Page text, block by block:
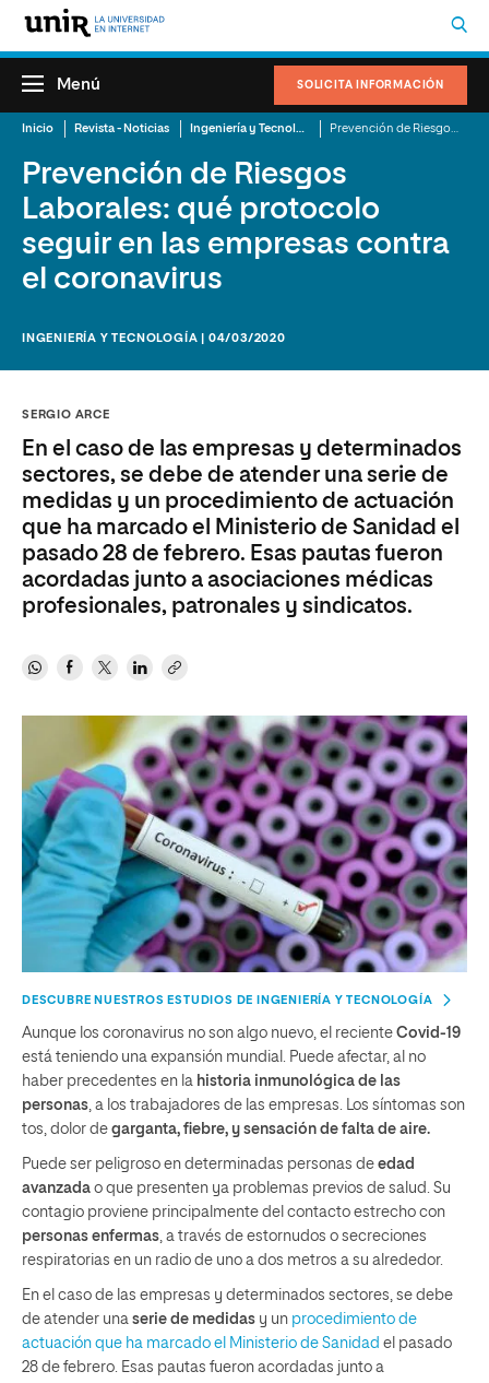
SOLICITA INFORMACIÓN
Menú
Inicio Revista - Noticias Ingeniería y Tecnología
Prevención de Riesgos
Laborales: qué protocolo
seguir en las empresas contra
el coronavirus
INGENIERÍA Y TECNOLOGÍA | 04/03/2020
SERGIO ARCE
En el caso de las empresas y determinados
sectores, se debe de atender una serie de
medidas y un procedimiento de actuación
que ha marcado el Ministerio de Sanidad el
pasado 28 de febrero. Esas pautas fueron
acordadas junto a asociaciones médicas
profesionales, patronales y sindicatos.
DESCUBRE NUESTROS ESTUDIOS DE INGENIERÍA Y TECNOLOGÍA
Aunque los coronavirus no son algo nuevo, el reciente Covid-19
está teniendo una expansión mundial. Puede afectar, al no
haber precedentes en la historia inmunológica de las
personas, a los trabajadores de las empresas. Los síntomas son
tos, dolor de garganta, fiebre, y sensación de falta de aire.
Puede ser peligroso en determinadas personas de edad
avanzada o que presenten ya problemas previos de salud. Su
contagio proviene principalmente del contacto estrecho con
personas enfermas, a través de estornudos o secreciones
respiratorias en un radio de uno a dos metros a su alrededor.
En el caso de las empresas y determinados sectores, se debe
de atender una serie de medidas y un procedimiento de
actuación que ha marcado el Ministerio de Sanidad el pasado
28 de febrero. Esas pautas fueron acordadas junto a